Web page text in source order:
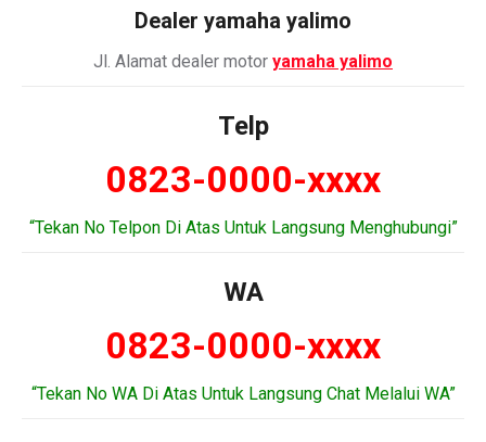
Dealer yamaha yalimo
Jl. Alamat dealer motor yamaha yalimo
Telp
0823-0000-xxxx
“Tekan No Telpon Di Atas Untuk Langsung Menghubungi”
WA
0823-0000-xxxx
“Tekan No WA Di Atas Untuk Langsung Chat Melalui WA”